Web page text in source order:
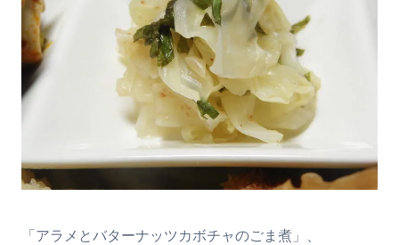
「アラメとバターナッツカボチャのごま煮」、